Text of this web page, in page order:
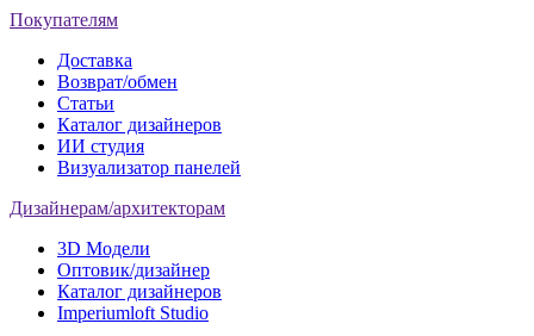
Покупателям
Доставка
Возврат/обмен
Статьи
Каталог дизайнеров
ИИ студия
Визуализатор панелей
Дизайнерам/архитекторам
3D Модели
Оптовик/дизайнер
Каталог дизайнеров
Imperiumloft Studio